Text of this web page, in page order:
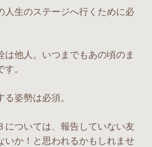
生のステージへ行くために必
他人。いつまでもあの頃のま
。
姿勢は必須。
については、報告していない友
いか！と思われるかもしれませ